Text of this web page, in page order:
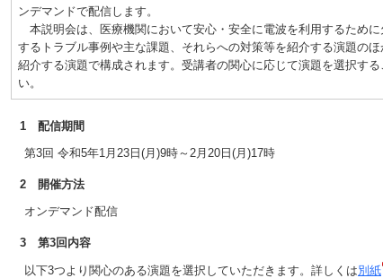
ンデマンドで配信します。
本説明会は、医療機関において安心・安全に電波を利用するため
するトラブル事例や主な課題、それらへの対策等を紹介する演題の
紹介する演題で構成されます。受講者の関心に応じて演題を選択す
い。
1 配信期間
第3回 令和5年1月23日(月)9時～2月20日(月)17時
2 開催方法
オンデマンド配信
3 第3回内容
以下3つより関心のある演題を選択していただきます。詳しくは別紙